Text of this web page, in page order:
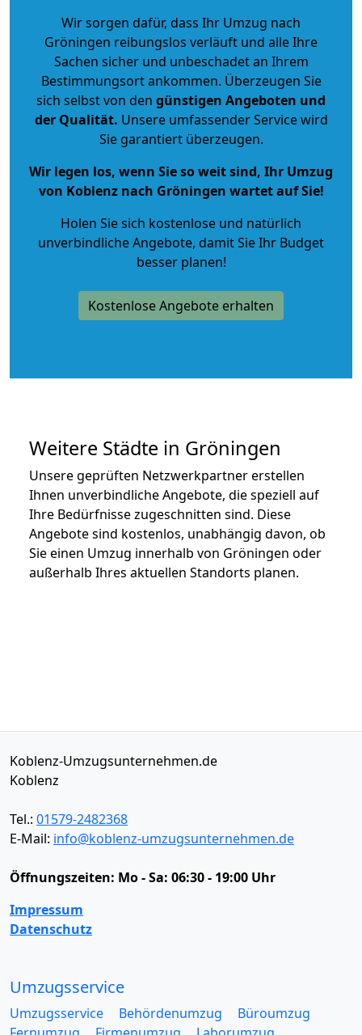
Wir sorgen dafür, dass Ihr Umzug nach
Gröningen reibungslos verläuft und alle Ihre
Sachen sicher und unbeschadet an Ihrem
Bestimmungsort ankommen. Überzeugen Sie
sich selbst von den günstigen Angeboten und
der Qualität. Unsere umfassender Service wird
Sie garantiert überzeugen.
Wir legen los, wenn Sie so weit sind, Ihr Umzug
von Koblenz nach Gröningen wartet auf Sie!
Holen Sie sich kostenlose und natürlich
unverbindliche Angebote, damit Sie Ihr Budget
besser planen!
Kostenlose Angebote erhalten
Weitere Städte in Gröningen
Unsere geprüften Netzwerkpartner erstellen
Ihnen unverbindliche Angebote, die speziell auf
Ihre Bedürfnisse zugeschnitten sind. Diese
Angebote sind kostenlos, unabhängig davon, ob
Sie einen Umzug innerhalb von Gröningen oder
außerhalb Ihres aktuellen Standorts planen.
Koblenz-Umzugsunternehmen.de
Koblenz
Tel.: 01579-2482368
E-Mail: info@koblenz-umzugsunternehmen.de
Öffnungszeiten: Mo - Sa: 06:30 - 19:00 Uhr
Impressum
Datenschutz
Umzugsservice
Umzugsservice Behördenumzug
Büroumzug